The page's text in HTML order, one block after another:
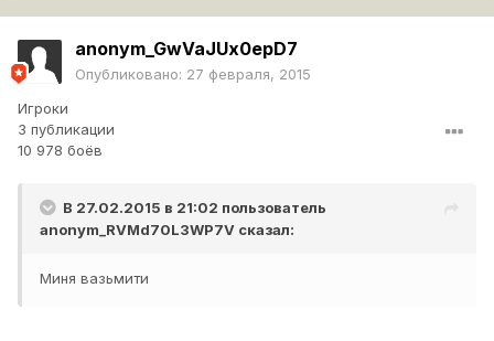
anonym_GwVaJUx0epD7
Опубликовано: 27 февраля, 2015
Игроки
3 публикации
10 978 боёв
В 27.02.2015 в 21:02 пользователь
anonym_RVMd70L3WP7V сказал:
Миня вазьмити